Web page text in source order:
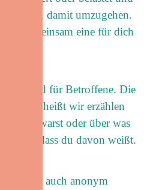
es gibt, damit umzugehen.
wir gemeinsam eine für dich
mit und für Betroffene. Die
– das heißt wir erzählen
bei uns warst oder über was
ohne dass du davon weißt.
du auch anonym